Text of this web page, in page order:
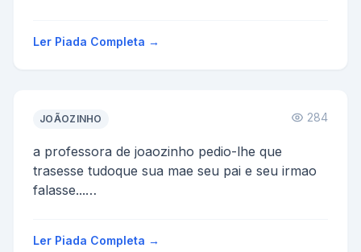
Ler Piada Completa →
JOÃOZINHO 284
a professora de joaozinho pedio-lhe que
trasesse tudoque sua mae seu pai e seu irmao
falasse...
Ler Piada Completa →